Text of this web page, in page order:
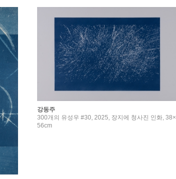
강동주
300개의 유성우 #30, 2025, 장지에 청사진 인화, 38×
56cm